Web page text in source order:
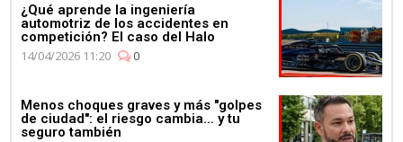
¿Qué aprende la ingeniería
automotriz de los accidentes en
competición? El caso del Halo
14/04/2026 11:20
0
Menos choques graves y más "golpes
de ciudad": el riesgo cambia... y tu
seguro también